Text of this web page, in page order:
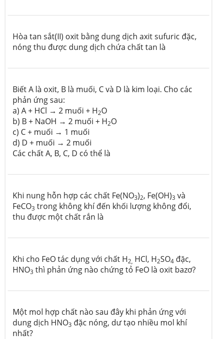
Hòa tan sắt(II) oxit bằng dung dịch axit sufuric đặc,
nóng thu được dung dịch chứa chất tan là
Biết A là oxit, B là muối, C và D là kim loại. Cho các
phản ứng sau:
a) A + HCl → 2 muối + H2O
b) B + NaOH → 2 muối + H2O
c) C + muối → 1 muối
d) D + muối → 2 muối
Các chất A, B, C, D có thể là
Khi nung hỗn hợp các chất Fe(NO3)2, Fe(OH)3 và
FeCO3 trong không khí đến khối lượng không đổi,
thu được một chất rắn là
Khi cho FeO tác dụng với chất H2, HCl, H2SO4 đặc,
HNO3 thì phản ứng nào chứng tỏ FeO là oxit bazơ?
Một mol hợp chất nào sau đây khi phản ứng với
dung dịch HNO3 đặc nóng, dư tạo nhiều mol khí
nhất?